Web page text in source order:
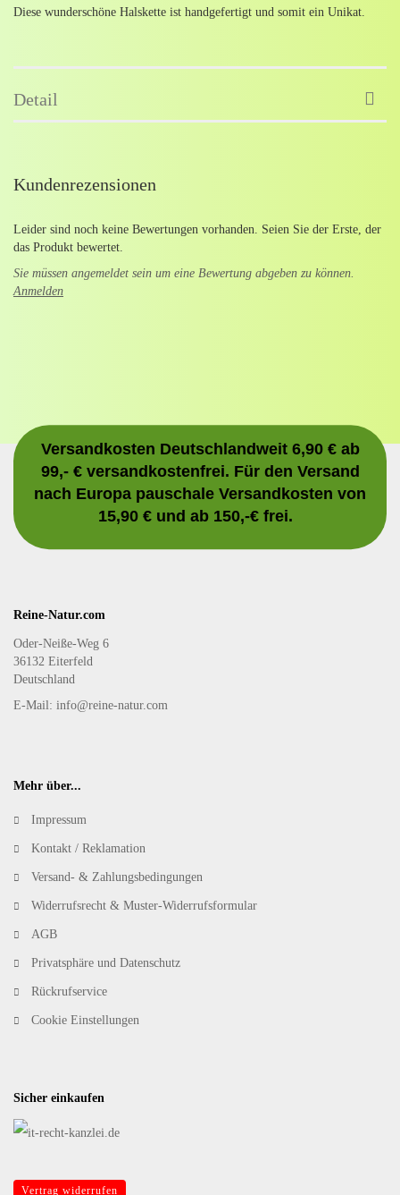
Diese wunderschöne Halskette ist handgefertigt und somit ein Unikat.
Detail
Kundenrezensionen
Leider sind noch keine Bewertungen vorhanden. Seien Sie der Erste, der
das Produkt bewertet.
Sie müssen angemeldet sein um eine Bewertung abgeben zu können.
Anmelden
Versandkosten Deutschlandweit 6,90 € ab
99,- € versandkostenfrei. Für den Versand
nach Europa pauschale Versandkosten von
15,90 € und ab 150,-€ frei.
Reine-Natur.com
Oder-Neiße-Weg 6
36132 Eiterfeld
Deutschland
E-Mail: info@reine-natur.com
Mehr über...
Impressum
Kontakt / Reklamation
Versand- & Zahlungsbedingungen
Widerrufsrecht & Muster-Widerrufsformular
AGB
Privatsphäre und Datenschutz
Rückrufservice
Cookie Einstellungen
Sicher einkaufen
Vertrag widerrufen